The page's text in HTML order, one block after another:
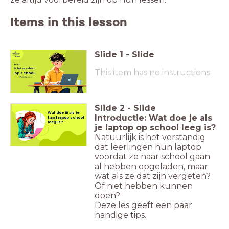
Items in this lesson
Les 7:
Je laptop opladen
op school
Slide 1 - Slide
This item has no instructions
Wat doe jij als je
op school
leeg is?
laptop
Slide 2 - Slide
Introductie: Wat doe je als
je laptop op school leeg is?
Natuurlijk is het verstandig
dat leerlingen hun laptop
voordat ze naar school gaan
al hebben opgeladen, maar
wat als ze dat zijn vergeten?
Of niet hebben kunnen
doen?
Deze les geeft een paar
handige tips.